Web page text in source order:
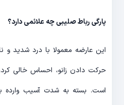
پارگی رباط صلیبی چه علائمی دارد؟
این عارضه معمولا با درد شدید و
حرکت دادن زانو، احساس خالی
است. بسته به شدت آسیب وارده به